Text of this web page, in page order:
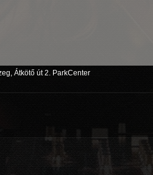
Átkötő út 2. ParkCenter